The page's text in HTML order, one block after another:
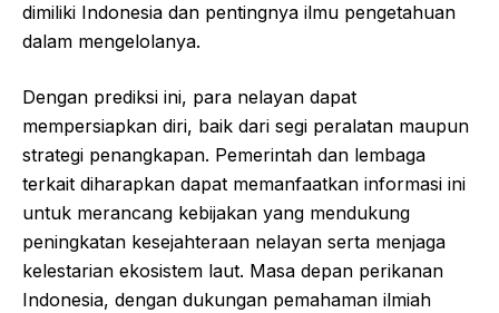
dimiliki Indonesia dan pentingnya ilmu pengetahuan
dalam mengelolanya.
Dengan prediksi ini, para nelayan dapat
mempersiapkan diri, baik dari segi peralatan maupun
strategi penangkapan. Pemerintah dan lembaga
terkait diharapkan dapat memanfaatkan informasi ini
untuk merancang kebijakan yang mendukung
peningkatan kesejahteraan nelayan serta menjaga
kelestarian ekosistem laut. Masa depan perikanan
Indonesia, dengan dukungan pemahaman ilmiah